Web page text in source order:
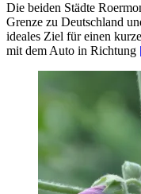
Die beiden Städte
Grenze zu Deutschland
ideales Ziel für einen
mit dem Auto in Richtung